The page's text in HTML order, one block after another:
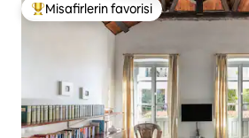
Misafirlerin favorilerinden en
Misafirlerin favorisi